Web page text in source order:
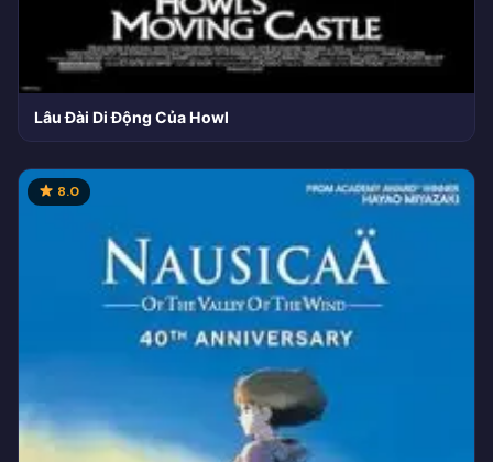
Lâu Đài Di Động Của Howl
8.0